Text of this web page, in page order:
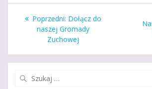
Nawigacja
wpisu
Poprzedni: Poprzedni
wpis:
Dołącz do
naszej Gromady
Zuchowej